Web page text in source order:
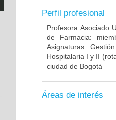
Perfil profesional
Profesora Asociado
de Farmacia:
Asignaturas:
Hospitalaria I y II
ciudad de Bogotá
Áreas de interés